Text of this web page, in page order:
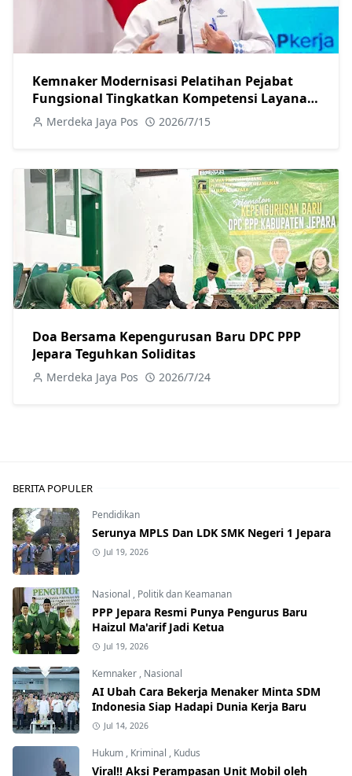
Kemnaker Modernisasi Pelatihan Pejabat
Fungsional Tingkatkan Kompetensi Layanan
Ketenagakerjaan
Merdeka Jaya Pos 2026/7/15
Doa Bersama Kepengurusan Baru DPC PPP
Jepara Teguhkan Soliditas
Merdeka Jaya Pos 2026/7/24
BERITA POPULER
Pendidikan
Serunya MPLS Dan LDK SMK Negeri 1 Jepara
Jul 19, 2026
Nasional , Politik dan Keamanan
PPP Jepara Resmi Punya Pengurus Baru
Haizul Ma'arif Jadi Ketua
Jul 19, 2026
Kemnaker , Nasional
AI Ubah Cara Bekerja Menaker Minta SDM
Indonesia Siap Hadapi Dunia Kerja Baru
Jul 14, 2026
Hukum , Kriminal , Kudus
Viral!! Aksi Perampasan Unit Mobil oleh